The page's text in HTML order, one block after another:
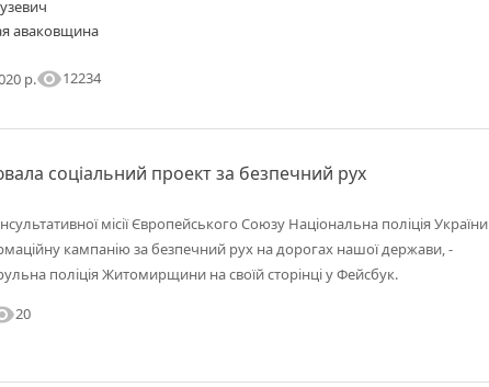
аваковщина
р.visibility12234
соціальний проект за безпечний рух
місії Європейського Союзу Національна поліція України
кампанію за безпечний рух на дорогах нашої держави, -
поліція Житомирщини на своїй сторінці у Фейсбук.
20